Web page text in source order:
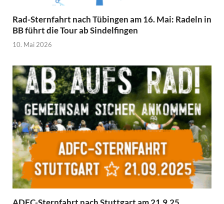
Rad-Sternfahrt nach Tübingen am 16. Mai: Radeln in
BB führt die Tour ab Sindelfingen
10. Mai 2026